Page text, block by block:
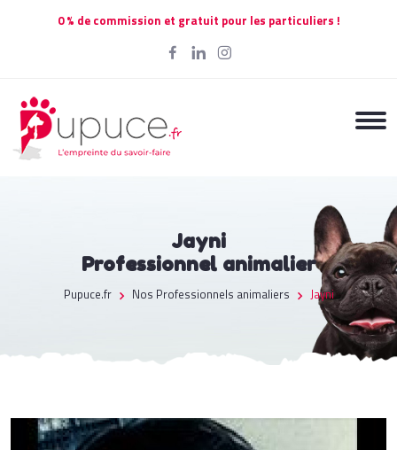
0 % de commission et gratuit pour les particuliers !
Jayni
Professionnel animalier
Pupuce.fr Nos Professionnels animaliers Jayni